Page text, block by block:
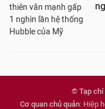
© Tạp chí
Cơ quan chủ quản: Hiệp